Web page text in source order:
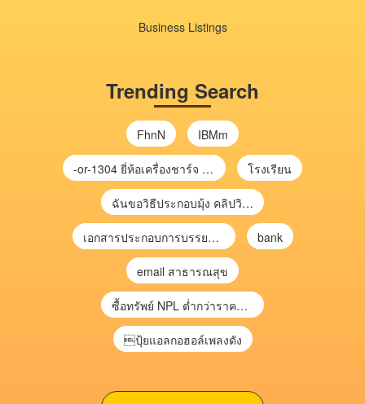
Business Listings
Trending Search
FhnN IBMm
-or-1304 ยี่ห้อเครื่องชาร์จ chargecore โรงเรียน
ฉันขอวิธีประกอบมุ้ง คลิปวิดีโอ การประกอบมุ้ง
เอกสารประกอบการบรรยาย การประเมินความเสี่ยงเพื่อวางแผนการตรวจสอบ \ bank
email สาธารณสุข
ซื้อทรัพย์ NPL ต่ำกว่าราคาตลาด 30-70% แบบไม่ต้องไปประมูล”
ปุ้ยแอลกอฮอล์เพลงดัง